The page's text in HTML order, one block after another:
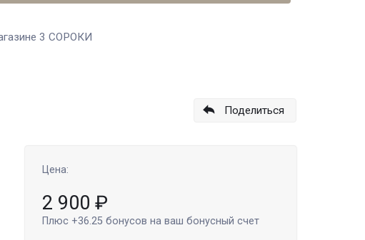
3 СОРОКИ
Поделиться
Цена:
2 900 ₽
Плюс +36.25 бонусов на ваш бонусный счет